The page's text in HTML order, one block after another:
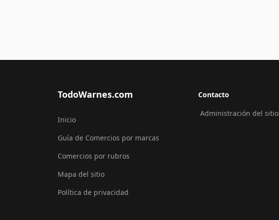
TodoWarnes.com
Inicio
Guía de Comercios por marcas
Comercios por rubros
Mapa del sitio
Política de privacidad
Contacto
Administración del sitio